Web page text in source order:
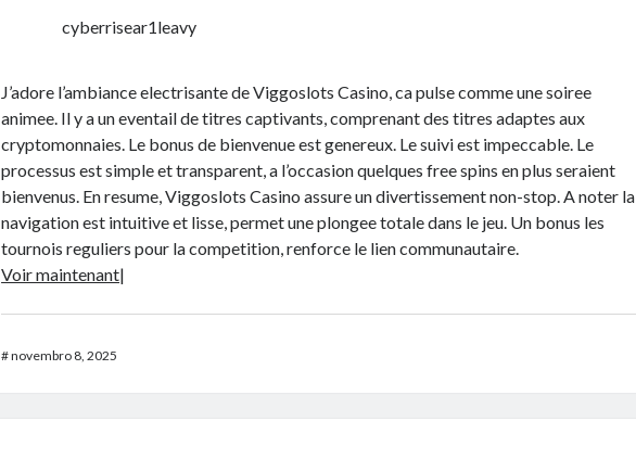
cyberrisear1leavy
J’adore l’ambiance electrisante de Viggoslots Casino, ca pulse comme une soiree
animee. Il y a un eventail de titres captivants, comprenant des titres adaptes aux
cryptomonnaies. Le bonus de bienvenue est genereux. Le suivi est impeccable. Le
processus est simple et transparent, a l’occasion quelques free spins en plus seraient
bienvenus. En resume, Viggoslots Casino assure un divertissement non-stop. A noter la
navigation est intuitive et lisse, permet une plongee totale dans le jeu. Un bonus les
tournois reguliers pour la competition, renforce le lien communautaire.
Voir maintenant|
#novembro 8, 2025